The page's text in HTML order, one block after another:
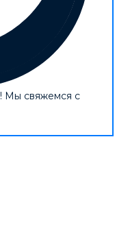
Мы свяжемся с